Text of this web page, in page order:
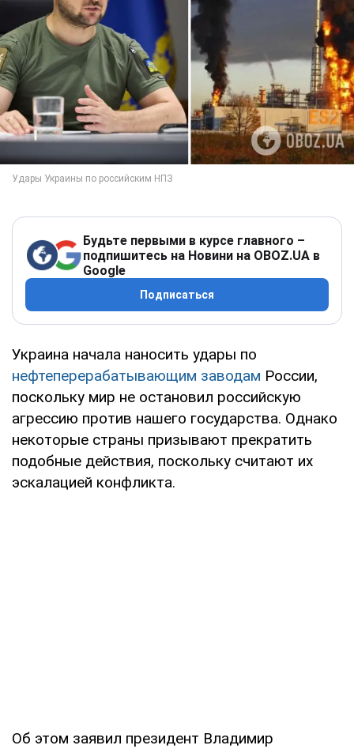
Будьте первыми в курсе главного –
подпишитесь на Новини на OBOZ.UA в
Google
Подписаться
Украина начала наносить удары по
нефтеперерабатывающим заводам России,
поскольку мир не остановил российскую
агрессию против нашего государства. Однако
некоторые страны призывают прекратить
подобные действия, поскольку считают их
эскалацией конфликта.
Об этом заявил президент Владимир